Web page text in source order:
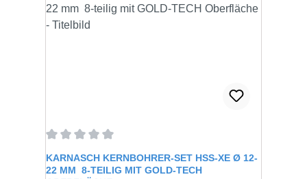
KARNASCH KERNBOHRER-SET HSS-XE Ø 12-
22 MM  8-TEILIG MIT GOLD-TECH